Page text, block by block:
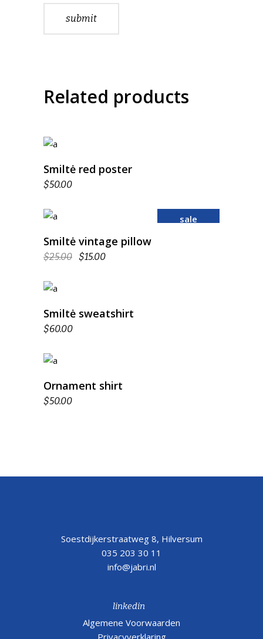
Related products
Smiltė red poster
$50.00
sale
Smiltė vintage pillow
$25.00 $15.00
Smiltė sweatshirt
$60.00
Ornament shirt
$50.00
Soestdijkerstraatweg 8, Hilversum
035 203 30 11
info@jabri.nl
linkedin
Algemene Voorwaarden